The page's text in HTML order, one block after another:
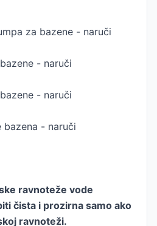
za bazene - naruči
- naruči
- naruči
bazena - naruči
ravnoteže vode
čista i prozirna samo ako
ravnoteži.